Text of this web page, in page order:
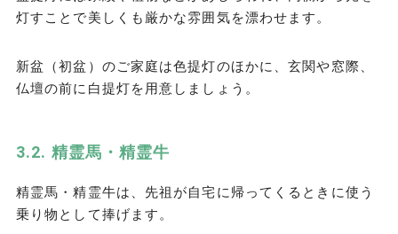
灯すことで美しくも厳かな雰囲気を漂わせます。
新盆（初盆）のご家庭は色提灯のほかに、玄関や窓際、
仏壇の前に白提灯を用意しましょう。
精霊馬・精霊牛
精霊馬・精霊牛は、先祖が自宅に帰ってくるときに使う
乗り物として捧げます。